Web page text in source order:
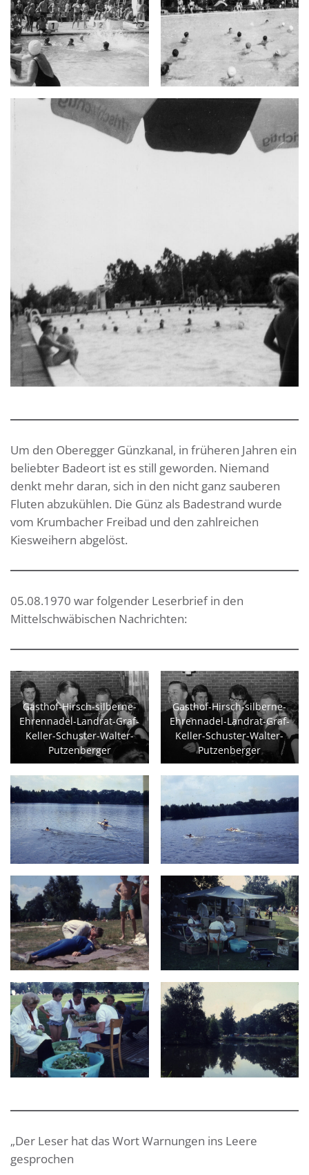
Um den Oberegger Günzkanal, in früheren Jahren ein
beliebter Badeort ist es still geworden. Niemand
denkt mehr daran, sich in den nicht ganz sauberen
Fluten abzukühlen. Die Günz als Badestrand wurde
vom Krumbacher Freibad und den zahlreichen
Kiesweihern abgelöst.
05.08.1970 war folgender Leserbrief in den
Mittelschwäbischen Nachrichten:
Gasthof-Hirsch-silberne-
Ehrennadel-Landrat-Graf-
Keller-Schuster-Walter-
Putzenberger
Gasthof-Hirsch-silberne-
Ehrennadel-Landrat-Graf-
Keller-Schuster-Walter-
Putzenberger
„Der Leser hat das Wort Warnungen ins Leere
gesprochen